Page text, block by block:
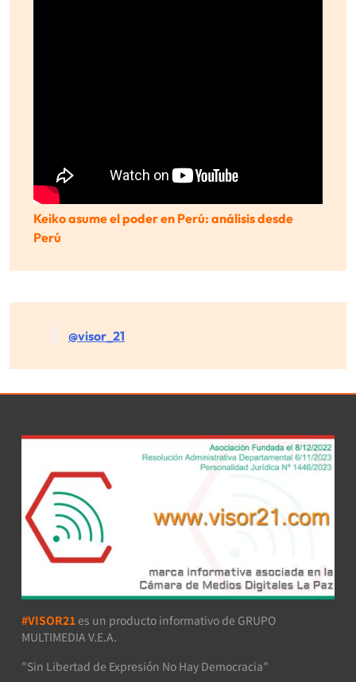
Keiko asume el poder en Perú: análisis desde
Perú
@visor_21
#VISOR21 es un producto informativo de GRUPO
MULTIMEDIA V.E.A.
"Sin Libertad de Expresión No Hay Democracia"